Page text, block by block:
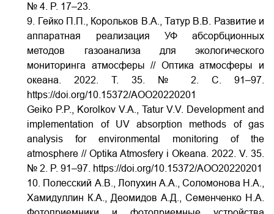
№ 4. P. 17–23.
9. Гейко П.П., Корольков В.А., Татур В.В. Развитие и
аппаратная реализация УФ абсорбционных
методов газоанализа для экологического
мониторинга атмосферы // Оптика атмосферы и
океана. 2022. Т. 35. № 2. С. 91–97.
https://doi.org/10.15372/АОО20220201
Geiko P.P., Korolkov V.A., Tatur V.V. Development and
implementation of UV absorption methods of gas
analysis for environmental monitoring of the
atmosphere // Optika Atmosfery i Okeana. 2022. V. 35.
№ 2. P. 91–97. https://doi.org/10.15372/АОО20220201
10. Полесский А.В., Лопухин А.А., Соломонова Н.А.,
Хамидуллин К.А., Деомидов А.Д., Семенченко Н.А.